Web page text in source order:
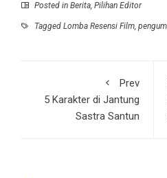
Posted in Berita, Pilihan Editor
Tagged Lomba Resensi Film,
Prev
5 Karakter di Jantung
Sastra Santun